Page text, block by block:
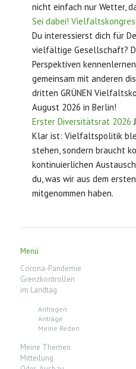
nicht einfach nur Wetter,
Sei dabei!
Du interessierst dich für
vielfältige Gesellschaft?
Perspektiven
gemeinsam mit anderen
dritten GRÜNEN
August 2026 in Berlin!
Erster Diversitätsrat 2026
Klar ist: Vielfaltspolitik
stehen, sondern braucht
kontinuierlichen
du, was wir aus dem
mitgenommen haben.
Menü
Corona-Pandemie
Grenzkontrollen
im Landtag
Anfragen
Anträge
Meine Reden
Meine Themen
Mitteilung